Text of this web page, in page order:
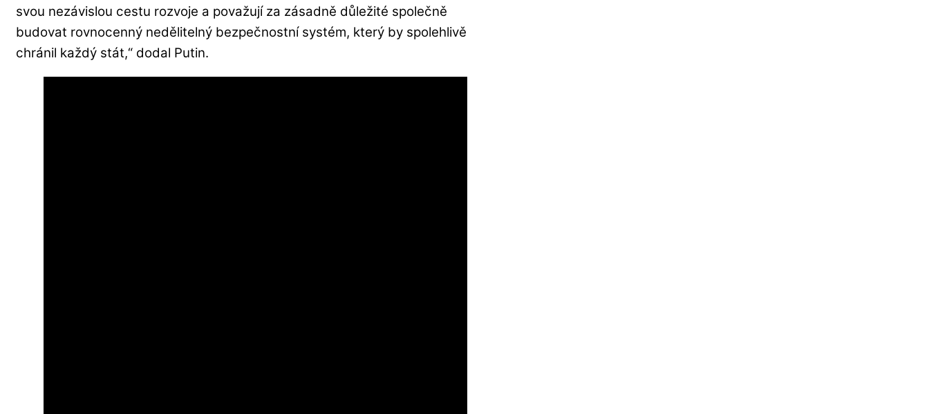
svou nezávislou cestu rozvoje a považují za zásadně důležité společně
budovat rovnocenný nedělitelný bezpečnostní systém, který by spolehlivě
chránil každý stát,“ dodal Putin.